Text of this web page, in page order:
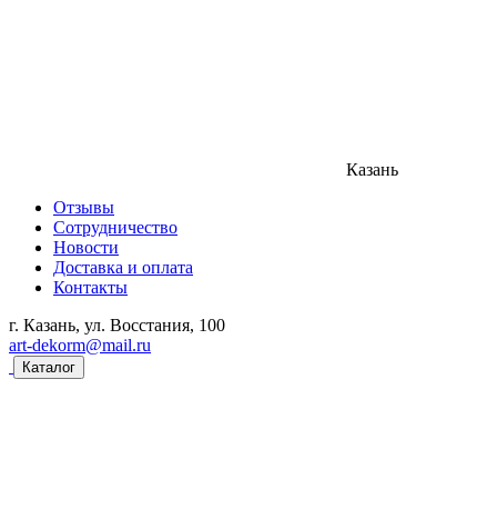
Казань
Отзывы
Сотрудничество
Новости
Доставка и оплата
Контакты
г. Казань, ул. Восстания, 100
art-dekorm@mail.ru
Каталог